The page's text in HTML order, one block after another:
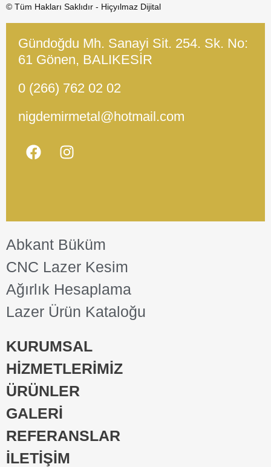
© Tüm Hakları Saklıdır - Hiçyılmaz Dijital
Gündoğdu Mh. Sanayi Sit. 254. Sk. No:
61 Gönen, BALIKESİR
0 (266) 762 02 02
nigdemirmetal@hotmail.com
Abkant Büküm
CNC Lazer Kesim
Ağırlık Hesaplama
Lazer Ürün Kataloğu
KURUMSAL
HİZMETLERİMİZ
ÜRÜNLER
GALERİ
REFERANSLAR
İLETİŞİM